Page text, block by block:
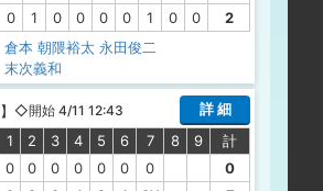
0 1 0 0 0 0 1 0 0
2
倉本 朝隈裕太 永田俊二
末次義和
】 ◇開始 4/11 12:43
詳 細
1 2 3 4 5 6 7 8 9
計
0 0 0 0 0 0 0
0